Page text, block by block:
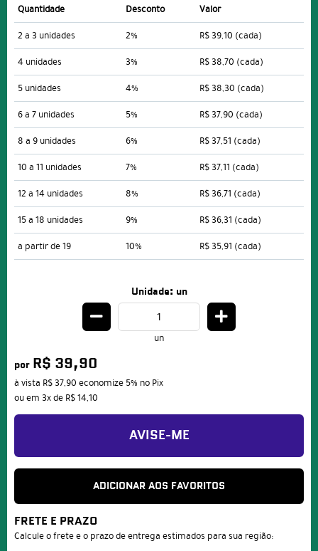
Quantidade Desconto
Valor
2 a 3 unidades
2% R$ 39,10 (cada)
4 unidades
3% R$ 38,70 (cada)
5 unidades
4% R$ 38,30 (cada)
6 a 7 unidades
5% R$ 37,90 (cada)
8 a 9 unidades
6% R$ 37,51 (cada)
10 a 11 unidades
7% R$ 37,11 (cada)
12 a 14 unidades
8% R$ 36,71 (cada)
15 a 18 unidades
9% R$ 36,31 (cada)
a partir de 19
10% R$ 35,91 (cada)
Unidade: un
un
por R$ 39,90
à vista R$ 37,90 economize 5% no Pix
ou em 3xde R$ 14,10
AVISE-ME
ADICIONAR AOS FAVORITOS
FRETE E PRAZO
Calcule o frete e o prazo de entrega estimados para sua região: